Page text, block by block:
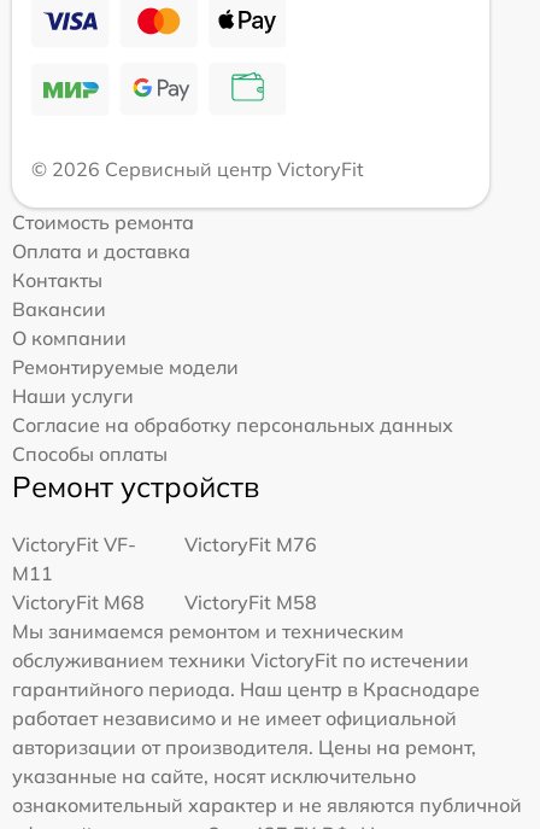
© 2026 Сервисный центр VictoryFit
Стоимость ремонта
Оплата и доставка
Контакты
Вакансии
О компании
Ремонтируемые модели
Наши услуги
Согласие на обработку персональных данных
Способы оплаты
Ремонт устройств
VictoryFit VF-
M11
VictoryFit M76
VictoryFit M68
VictoryFit M58
Мы занимаемся ремонтом и техническим
обслуживанием техники VictoryFit по истечении
гарантийного периода. Наш центр в Краснодаре
работает независимо и не имеет официальной
авторизации от производителя. Цены на ремонт,
указанные на сайте, носят исключительно
ознакомительный характер и не являются публичной